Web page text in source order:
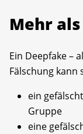
Mehr
Ein Deepfake –
Fälschung kann
ein
Gruppe
eine